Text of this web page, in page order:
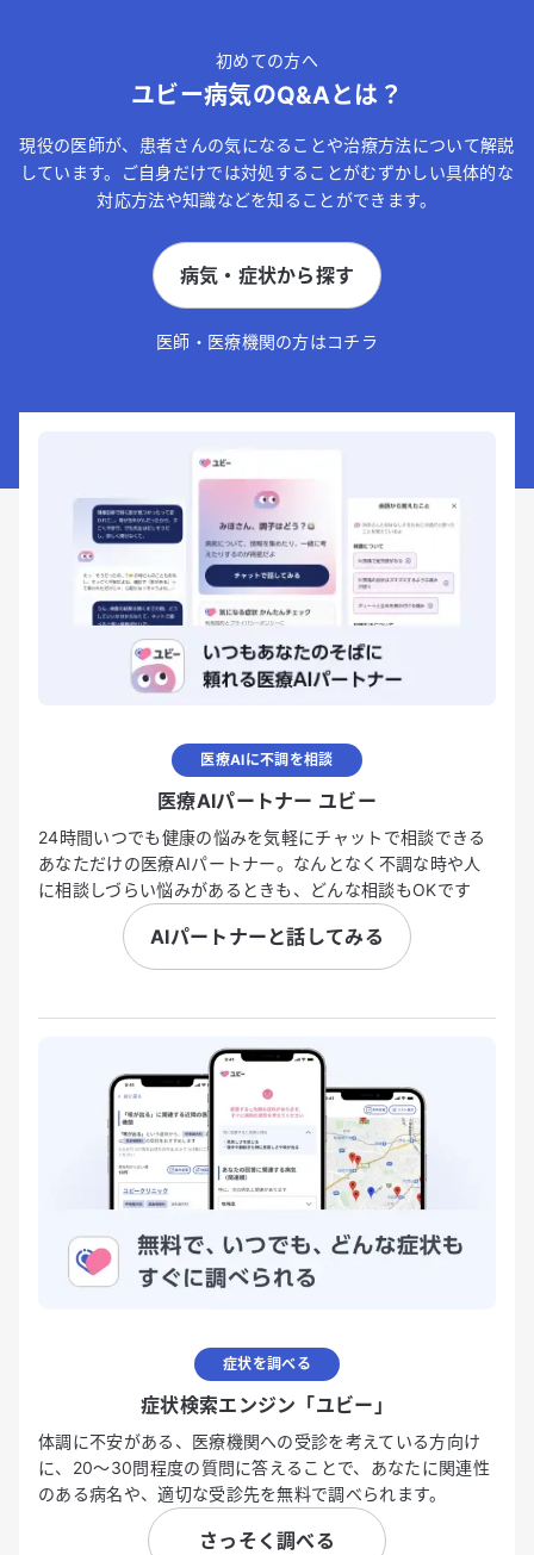
初めての方へ
ユビー病気のQ&Aとは？
現役の医師が、患者さんの気になることや治療方法について解説
しています。ご自身だけでは対処することがむずかしい具体的な
対応方法や知識などを知ることができます。
病気・症状から探す
医師・医療機関の方はコチラ
医療AIに不調を相談
医療AIパートナー ユビー
24時間いつでも健康の悩みを気軽にチャットで相談できる
あなただけの医療AIパートナー。なんとなく不調な時や人
に相談しづらい悩みがあるときも、どんな相談もOKです
AIパートナーと話してみる
症状を調べる
症状検索エンジン「ユビー」
体調に不安がある、医療機関への受診を考えている方向け
に、20〜30問程度の質問に答えることで、あなたに関連性
のある病名や、適切な受診先を無料で調べられます。
さっそく調べる